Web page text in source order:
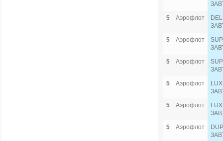
5
Аэрофлот
5
Аэрофлот
5
Аэрофлот
5
Аэрофлот
5
Аэрофлот
5
Аэрофлот